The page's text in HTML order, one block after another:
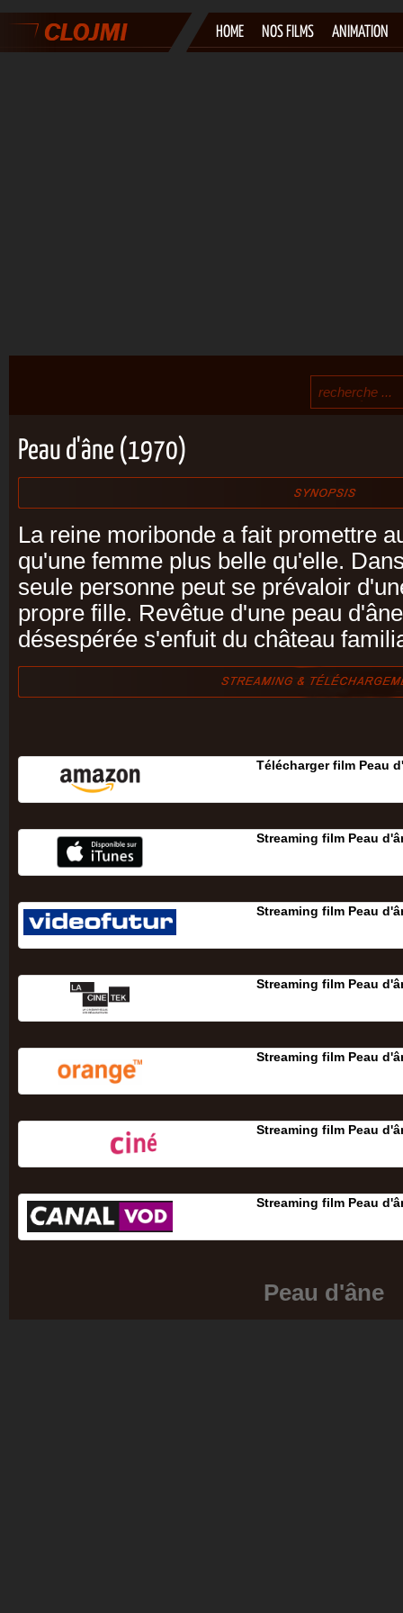
HOME NOS FILMS ANIMATION
Peau d'âne (1970)
La reine moribonde a fait promettre
qu'une femme plus belle qu'elle.
seule personne peut se prévaloir
propre fille. Revêtue d'une peau
désespérée s'enfuit du château
Télécharger film Peau
Streaming film Peau
Streaming film Peau
Streaming film Peau
Streaming film Peau
Streaming film Peau
Streaming film Peau
Peau d'âne